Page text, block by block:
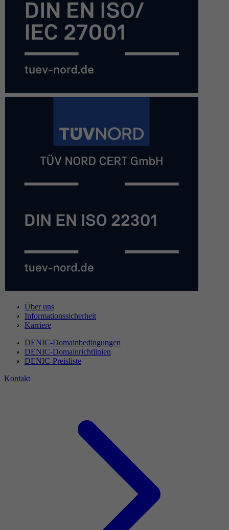
Über uns
Informationssicherheit
Karriere
DENIC-Domainbedingungen
DENIC-Domainrichtlinien
DENIC-Preisliste
Kontakt